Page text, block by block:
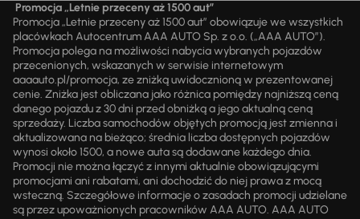
Promocja „Letnie przeceny aż 1500 aut”
Promocja „Letnie przeceny aż 1500 aut” obowiązuje we wszystkich
placówkach Autocentrum AAA AUTO Sp. z o.o. („AAA AUTO”).
Promocja polega na możliwości nabycia wybranych pojazdów
przecenionych, wskazanych w serwisie internetowym
aaaauto.pl/promocja, ze zniżką uwidocznioną w prezentowanej
cenie. Zniżka jest obliczana jako różnica pomiędzy najniższą ceną
danego pojazdu z 30 dni przed obniżką a jego aktualną ceną
sprzedaży. Liczba samochodów objętych promocją jest zmienna i
aktualizowana na bieżąco; średnia liczba dostępnych pojazdów
wynosi około 1500, a nowe auta są dodawane każdego dnia.
Promocji nie można łączyć z innymi aktualnie obowiązującymi
promocjami ani rabatami, ani dochodzić do niej prawa z mocą
wsteczną. Szczegółowe informacje o zasadach promocji udzielane
są przez upoważnionych pracowników AAA AUTO. AAA AUTO